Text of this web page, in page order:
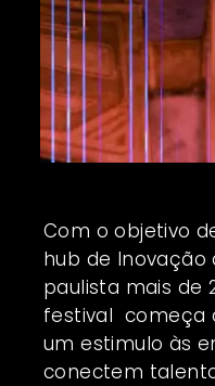
Com o objetivo
hub de
paulista mais de
festival começa
um estimulo às
conectem